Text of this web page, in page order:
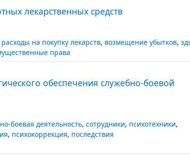
лекарственных средств
расходы на покупку лекарств, возмещение убытков,
права
обеспечения служебно-боевой
боевая деятельность, сотрудники, психотехники,
, психокоррекция, последствия